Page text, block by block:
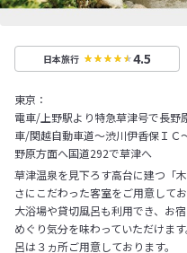
日本旅行 4.5
東京：
電車/上野駅より特急草津号で長
車/関越自動車道～渋川伊香保Ｉ
野原方面へ国道292で草津へ
草津温泉を見下ろす高台に建つ「
さにこだわった客室をご用意して
大浴場や貸切風呂も利用でき、お
めぐり気分を味わっていただけま
呂は３ヵ所ご用意しております。